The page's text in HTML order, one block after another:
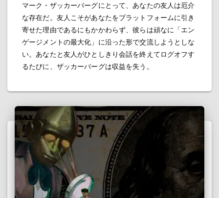
マーク・ザッカーバーグにとって、あなたの友人は厄介
な存在だ。友人こそがあなたをプラットフォームに引き
寄せた理由であるにもかかわらず、彼らは頑なに「エン
ゲージメントの最大化」に沿った形で交流しようとしな
い。あなたと友人がひとしきり会話を終えてログオフす
るたびに、ザッカーバーグは収益を失う。